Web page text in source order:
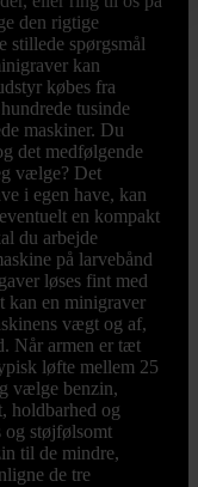
den rigtige
stillede spørgsmål
kan
købes fra
tusinde
maskiner. Du
det medfølgende
vælge? Det
i egen have, kan
en kompakt
du arbejde
på larvebånd
løses fint med
kan en minigraver
vægt og af,
Når armen er tæt
løfte mellem 25
vælge benzin,
holdbarhed og
og støjfølsomt
til de mindre,
de tre